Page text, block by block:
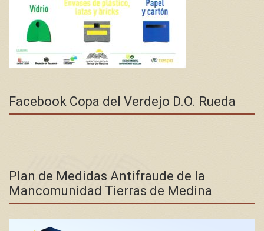
Facebook Copa del Verdejo D.O. Rueda
Plan de Medidas Antifraude de la
Mancomunidad Tierras de Medina